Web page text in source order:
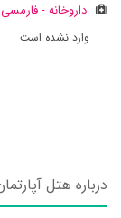
داروخانه - فارمسی
وارد نشده است
درباره هتل